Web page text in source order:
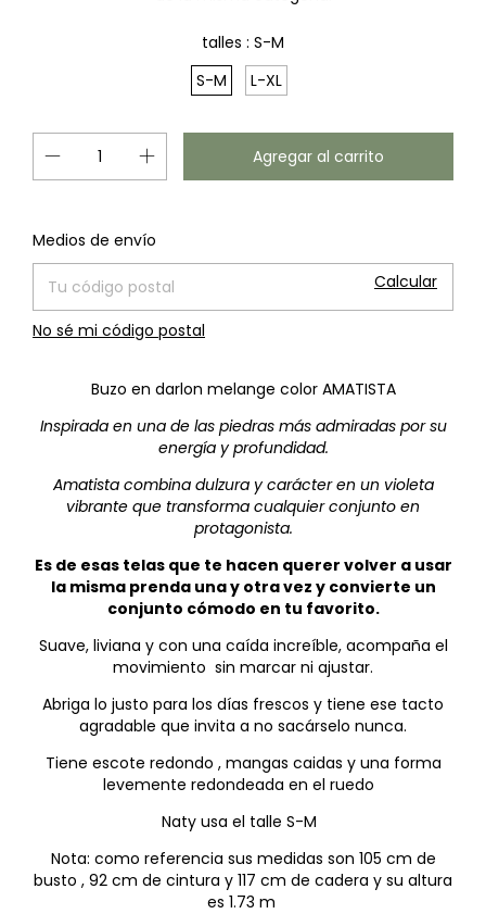
talles : S-M
S-M
L-XL
Entregas para el CP:
Medios de envío
Calcular
No sé mi código postal
Buzo en darlon melange color AMATISTA
Inspirada en una de las piedras más admiradas por su
energía y profundidad.
Amatista combina dulzura y carácter en un violeta
vibrante que transforma cualquier conjunto en
protagonista.
Es de esas telas que te hacen querer volver a usar
la misma prenda una y otra vez y convierte un
conjunto cómodo en tu favorito.
Suave, liviana y con una caída increíble, acompaña el
movimiento sin marcar ni ajustar.
Abriga lo justo para los días frescos y tiene ese tacto
agradable que invita a no sacárselo nunca.
Tiene escote redondo , mangas caidas y una forma
levemente redondeada en el ruedo
Naty usa el talle S-M
Nota: como referencia sus medidas son 105 cm de
busto , 92 cm de cintura y 117 cm de cadera y su altura
es 1.73 m